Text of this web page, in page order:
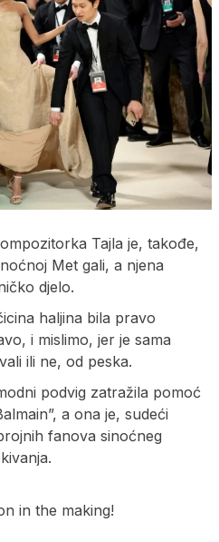
Tajla je, takođe,
Met gali, a njena
djelo.
haljina bila pravo
i mislimo, jer je sama
ili ne, od peska.
podvig zatražila pomoć
a ona je, sudeći
fanova sinoćneg
in the making!